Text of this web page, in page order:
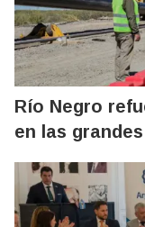
Río Negro
en las